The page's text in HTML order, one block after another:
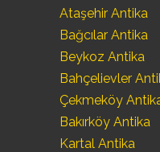
Ataşehir Antika
Bağcılar Antika
Beykoz Antika
Bahçelievler
Çekmeköy
Bakırköy Antika
Kartal Antika